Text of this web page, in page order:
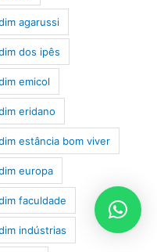
agarussi
dos ipês
emicol
eridano
estância bom viver
europa
faculdade
indústrias